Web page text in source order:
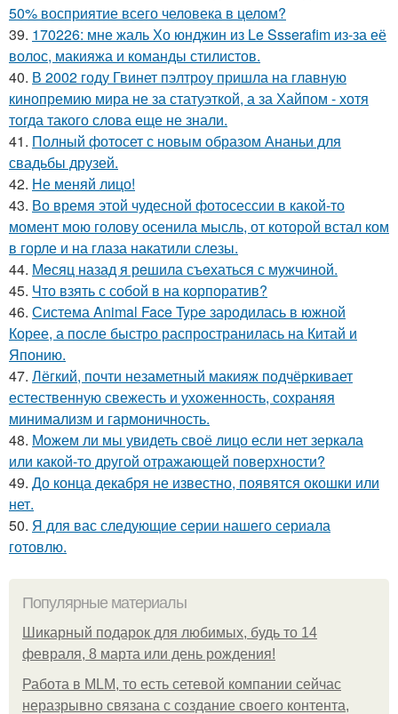
50% восприятие всего человека в целом?
39. 170226: мне жаль Хо юнджин из Le Ssserafim из-за её
волос, макияжа и команды стилистов.
40. В 2002 году Гвинет пэлтроу пришла на главную
кинопремию мира не за статуэткой, а за Хайпом - хотя
тогда такого слова еще не знали.
41. Полный фотосет с новым образом Ананьи для
свадьбы друзей.
42. Не меняй лицо!
43. Во время этой чудесной фотосессии в какой-то
момент мою голову осенила мысль, от которой встал ком
в горле и на глаза накатили слезы.
44. Мeсяц назад я рeшила съeхаться с мужчиной.
45. Что взять с собой в на корпоратив?
46. Система Animal Face Type зародилась в южной
Корее, а после быстро распространилась на Китай и
Японию.
47. Лёгкий, почти незаметный макияж подчёркивает
естественную свежесть и ухоженность, сохраняя
минимализм и гармоничность.
48. Можем ли мы увидеть своё лицо если нет зеркала
или какой-то другой отражающей поверхности?
49. До конца декабря не известно, появятся окошки или
нет.
50. Я для вас следующие серии нашего сериала
готовлю.
Популярные материалы
Шикарный подарок для любимых, будь то 14
февраля, 8 марта или день рождения!
Работа в MLM, то есть сетевой компании сейчас
неразрывно связана с создание своего контента,